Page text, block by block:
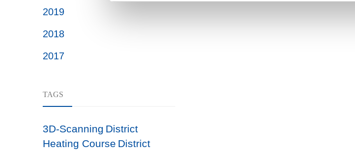
2019
2018
2017
TAGS
3D-Scanning District
Heating Course District